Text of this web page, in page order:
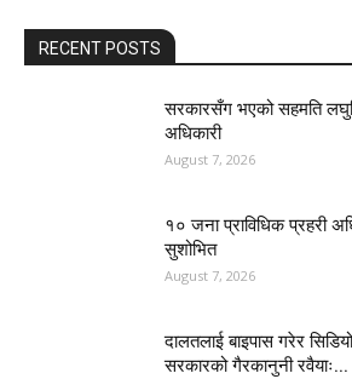
RECENT POSTS
सरकारसँग भएको सहमति
अधिकारी
August 7, 2026
१० जना प्राविधिक प्रहरी
सुशोभित
August 7, 2026
दालतलाई बाइपास गरेर
सरकारको गैरकानुनी रवैयाः...